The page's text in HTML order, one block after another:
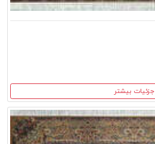
جزئیات بیشتر